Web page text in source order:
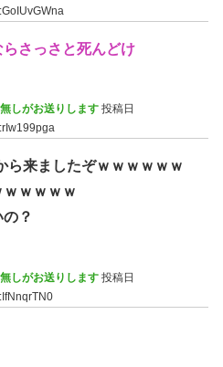
さっさと死んどけ
しがお送りします 投稿日
ら来ましたぞｗｗｗｗｗｗ
ｗｗｗｗ
？
しがお送りします 投稿日